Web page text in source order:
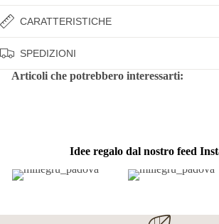
CARATTERISTICHE
SPEDIZIONI
Articoli che potrebbero interessarti:
Idee regalo dal nostro feed